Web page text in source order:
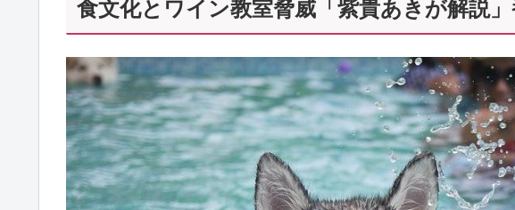
食文化とワイン教室脅威「紫貴あきが解説